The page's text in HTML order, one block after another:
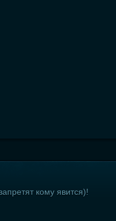
кому явится)!